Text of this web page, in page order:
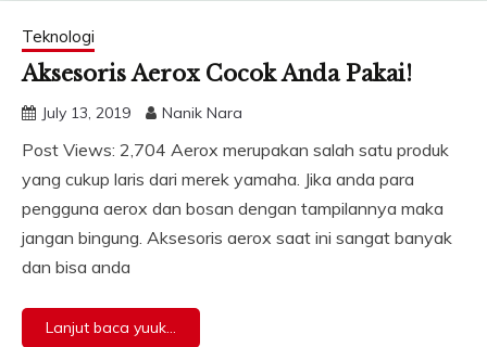
Teknologi
Aksesoris Aerox Cocok Anda Pakai!
July 13, 2019 Nanik Nara
Post Views: 2,704 Aerox merupakan salah satu produk
yang cukup laris dari merek yamaha. Jika anda para
pengguna aerox dan bosan dengan tampilannya maka
jangan bingung. Aksesoris aerox saat ini sangat banyak
dan bisa anda
Lanjut baca yuuk...